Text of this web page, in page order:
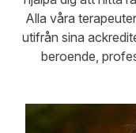
Alla våra
utifrån sina
beroende,